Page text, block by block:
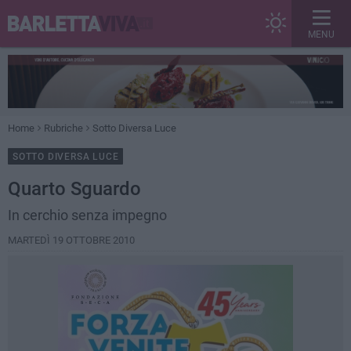
MENU
Home Rubriche Sotto Diversa Luce
SOTTO DIVERSA LUCE
Quarto Sguardo
In cerchio senza impegno
MARTEDÌ 19 OTTOBRE 2010